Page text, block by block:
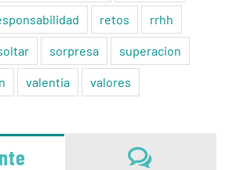
retos rrhh
sorpresa superacion
valentia valores